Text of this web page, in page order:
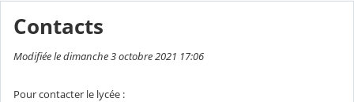
Contacts
Modifiée le dimanche 3 octobre 2021 17:06
Pour contacter le lycée :